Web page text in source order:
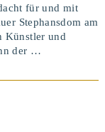
für und mit
Stephansdom am
Künstler und
der …